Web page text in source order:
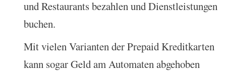
und Restaurants bezahlen und Dienstleistungen
buchen.
Mit vielen Varianten der Prepaid Kreditkarten
kann sogar Geld am Automaten abgehoben